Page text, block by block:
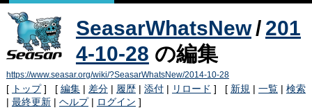
SeasarWhatsNew/ 201
4-10-28 の編集
https://www.seasar.org/wiki/?SeasarWhatsNew/2014-10-28
[ トップ] [ 編集| 差分| 履歴| 添付| リロード ] [ 新規 | 一覧| 検索
| 最終更新| ヘルプ| ログイン ]